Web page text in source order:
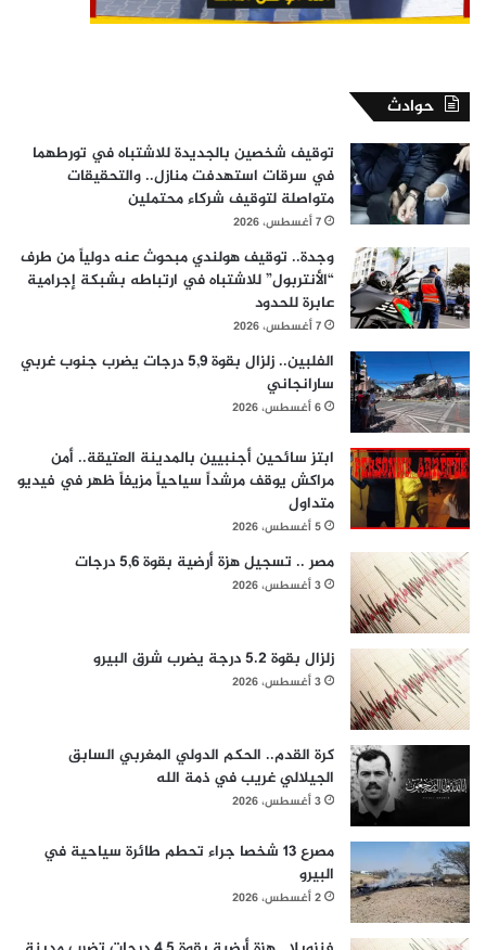
حوادث
توقيف شخصين بالجديدة للاشتباه في تورطهما
في سرقات استهدفت منازل.. والتحقيقات
متواصلة لتوقيف شركاء محتملين
7 أغسطس، 2026
وجدة.. توقيف هولندي مبحوث عنه دولياً من طرف
“الأنتربول” للاشتباه في ارتباطه بشبكة إجرامية
عابرة للحدود
7 أغسطس، 2026
الفلبين.. زلزال بقوة 5,9 درجات يضرب جنوب غربي
سارانجاني
6 أغسطس، 2026
ابتز سائحين أجنبيين بالمدينة العتيقة.. أمن
مراكش يوقف مرشداً سياحياً مزيفاً ظهر في فيديو
متداول
5 أغسطس، 2026
مصر .. تسجيل هزة أرضية بقوة 5,6 درجات
3 أغسطس، 2026
زلزال بقوة 5.2 درجة يضرب شرق البيرو
3 أغسطس، 2026
كرة القدم.. الحكم الدولي المغربي السابق
الجيلالي غريب في ذمة الله
3 أغسطس، 2026
مصرع 13 شخصا جراء تحطم طائرة سياحية في
البيرو
2 أغسطس، 2026